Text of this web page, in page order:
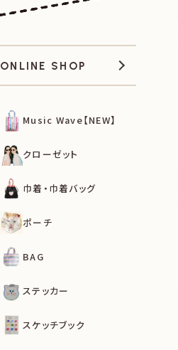
ONLINE SHOP
Music Wave【NEW】
クローゼット
巾着・巾着バッグ
ポーチ
BAG
ステッカー
スケッチブック